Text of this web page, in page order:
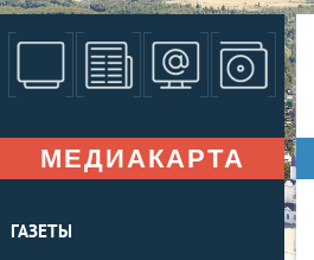
МЕДИАКАРТА
ГАЗЕТЫ